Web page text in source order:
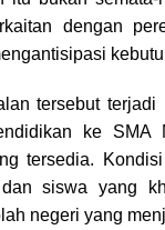
dengan
tersebut
ke SMA
tersedia.
siswa yang
negeri yang